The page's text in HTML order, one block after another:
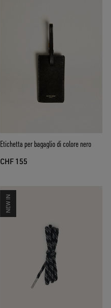
Etichetta per bagaglio di colore nero
CHF 155
NEW IN